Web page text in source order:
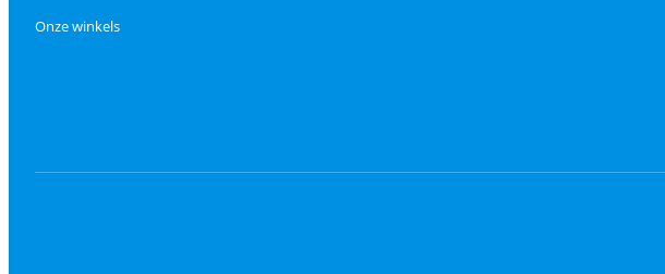
Onze winkels